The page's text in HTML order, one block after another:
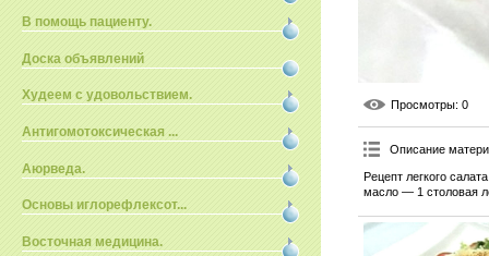
В помощь пациенту.
Доска объявлений
Худеем с удовольствием.
Антигомотоксическая ...
Аюрведа.
Основы иглорефлексот...
Восточная медицина.
Просмотры: 0
Описание
Рецепт легкого
масло — 1 столовая